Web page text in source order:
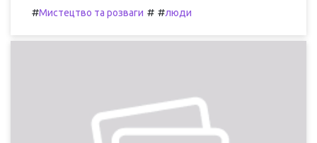
#Мистецтво та розваги # #люди